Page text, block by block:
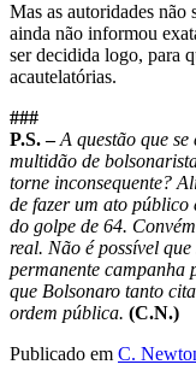
Mas as autoridades não
ainda não informou
ser decidida logo, para
acautelatórias.
###
P.S. – A questão que
multidão de
torne inconsequente?
de fazer um ato
do golpe de 64.
real. Não é possível
permanente campanha
que Bolsonaro tanto
ordem pública. (C.N.)
Publicado em C.